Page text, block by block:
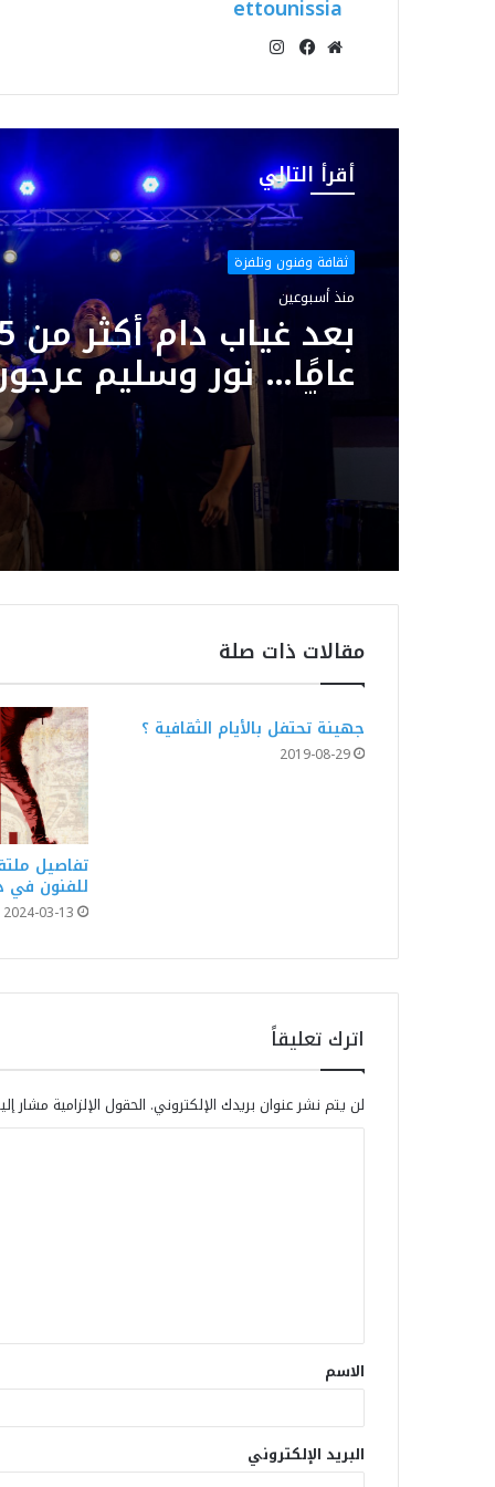
ettounissia
الويب
أقرأ التالي
ثقافة وفنون وتلفزة
منذ أسبوعين
بعد
عامًا… نور وسليم
يوقّعان سهرة
بمهرجان بوڨرنين
مقالات ذات صلة
جهينة تحتفل بالأيام الثقافية ؟
2019-08-29
تفاصيل
للفنون في
2024-03-13
اترك تعليقاً
لن يتم نشر عنوان بريدك الإلكتروني. الحقول الإلزامية مشار
الاسم
البريد الإلكتروني